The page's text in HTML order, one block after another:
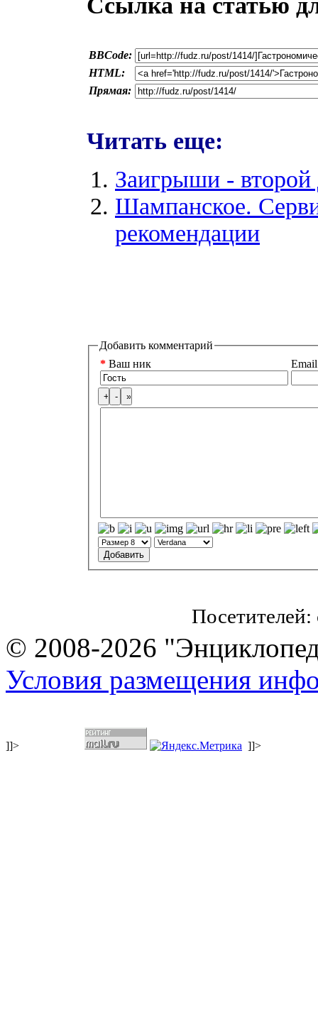
BBCode:
HTML:
Прямая:
Читать еще:
Заигрыши - второй
Шампанское.
рекомендации
Добавить комментарий
* Ваш ник
Посетителей:
© 2008-2026
Условия размещения
]]> ]]>